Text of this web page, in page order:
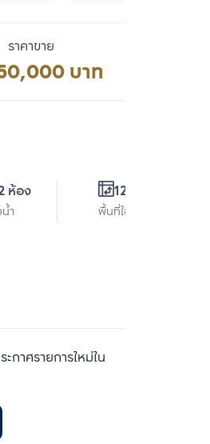
ราคาขาย
บาท
ห้อง
ำ
120 ตร.ม.
พื้นที่ใช้สอย
กาศรายการใหม่ใน